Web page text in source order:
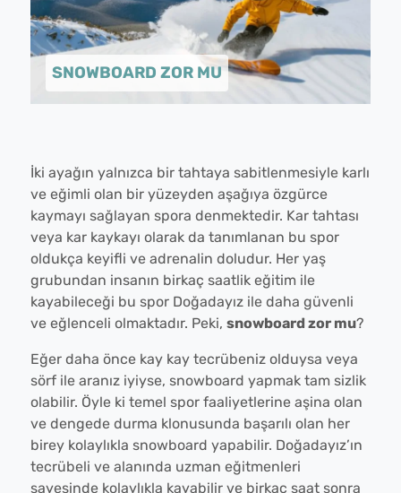
SNOWBOARD ZOR MU
İki ayağın yalnızca bir tahtaya sabitlenmesiyle karlı
ve eğimli olan bir yüzeyden aşağıya özgürce
kaymayı sağlayan spora denmektedir. Kar tahtası
veya kar kaykayı olarak da tanımlanan bu spor
oldukça keyifli ve adrenalin doludur. Her yaş
grubundan insanın birkaç saatlik eğitim ile
kayabileceği bu spor Doğadayız ile daha güvenli
ve eğlenceli olmaktadır. Peki,snowboard zor mu?
Eğer daha önce kay kay tecrübeniz olduysa veya
sörf ile aranız iyiyse, snowboard yapmak tam sizlik
olabilir. Öyle ki temel spor faaliyetlerine aşina olan
ve dengede durma klonusunda başarılı olan her
birey kolaylıkla snowboard yapabilir. Doğadayız’ın
tecrübeli ve alanında uzman eğitmenleri
sayesinde kolaylıkla kayabilir ve birkaç saat sonra
⟲ Yeniden Başlat